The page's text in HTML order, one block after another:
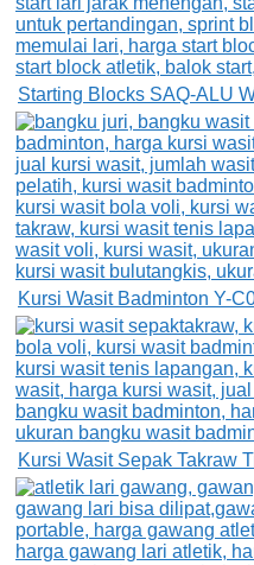
Starting Blocks SAQ-ALU
Kursi Wasit Badminton Y-
Kursi Wasit Sepak Takraw